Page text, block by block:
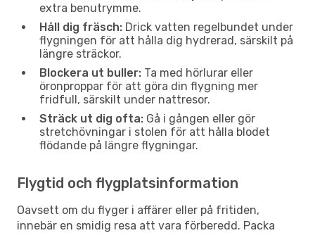
extra benutrymme.
Håll dig fräsch: Drick vatten regelbundet under
flygningen för att hålla dig hydrerad, särskilt på
längre sträckor.
Blockera ut buller: Ta med hörlurar eller
öronproppar för att göra din flygning mer
fridfull, särskilt under nattresor.
Sträck ut dig ofta: Gå i gången eller gör
stretchövningar i stolen för att hålla blodet
flödande på längre flygningar.
Flygtid och flygplatsinformation
Oavsett om du flyger i affärer eller på fritiden,
innebär en smidig resa att vara förberedd. Packa